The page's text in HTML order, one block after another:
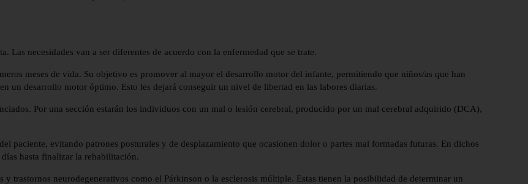
necesidades van a ser diferentes de acuerdo con la enfermedad que se trate.
meses de vida. Su objetivo es promover al mayor el desarrollo motor del infante, permitiendo que niños/as que han
un desarrollo motor óptimo. Esto les dejará conseguir un nivel de libertad en las labores diarias.
Por una sección estarán los individuos con un mal o lesión cerebral, producido por un mal cerebral adquirido (DCA),
evitando patrones posturales y de desplazamiento que ocasionen dolor o partes mal formadas futuras. En dichos
hasta finalizar la rehabilitación.
trastornos neurodegenerativos como el Párkinson o la esclerosis múltiple. Estas tienen la posibilidad de determinar un